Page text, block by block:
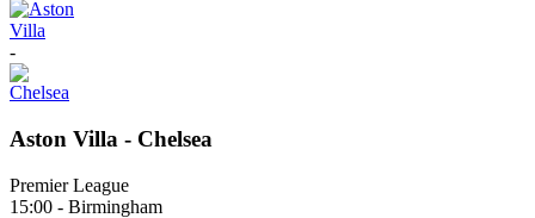
-
Aston Villa - Chelsea
Premier League
15:00 - Birmingham